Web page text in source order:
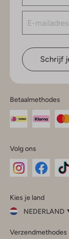
Schrijf
Betaalmethodes
Volg ons
Instagram
Kies je land
NEDERLAND
je
Verzendmethodes